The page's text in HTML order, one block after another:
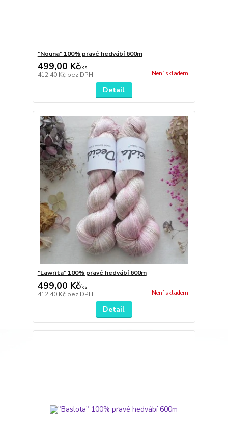
"Nouna" 100% pravé hedvábí 600m
499,00 Kč/ks
412,40 Kč bez DPH Není skladem
Detail
"Lawrita" 100% pravé hedvábí 600m
499,00 Kč/ks
412,40 Kč bez DPH Není skladem
Detail